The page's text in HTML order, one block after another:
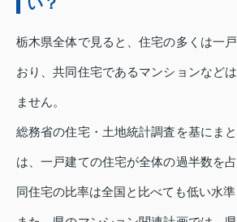
栃木県全体で見ると、住宅の多くは一
おり、共同住宅であるマンションなど
ません。
総務省の住宅・土地統計調査を基にま
は、一戸建ての住宅が全体の過半数を
同住宅の比率は全国と比べても低い水準